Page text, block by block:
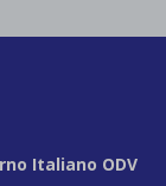
Italiano ODV